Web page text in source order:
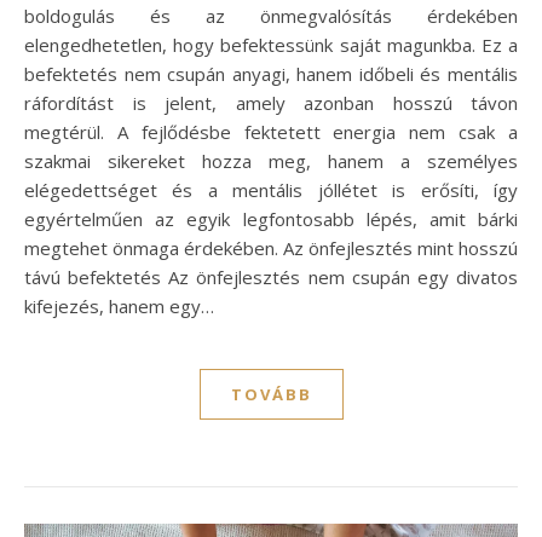
boldogulás és az önmegvalósítás érdekében
elengedhetetlen, hogy befektessünk saját magunkba. Ez a
befektetés nem csupán anyagi, hanem időbeli és mentális
ráfordítást is jelent, amely azonban hosszú távon
megtérül. A fejlődésbe fektetett energia nem csak a
szakmai sikereket hozza meg, hanem a személyes
elégedettséget és a mentális jóllétet is erősíti, így
egyértelműen az egyik legfontosabb lépés, amit bárki
megtehet önmaga érdekében. Az önfejlesztés mint hosszú
távú befektetés Az önfejlesztés nem csupán egy divatos
kifejezés, hanem egy…
TOVÁBB